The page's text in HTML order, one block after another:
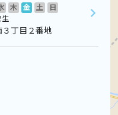
木 金 土
日
生
丁目２番地